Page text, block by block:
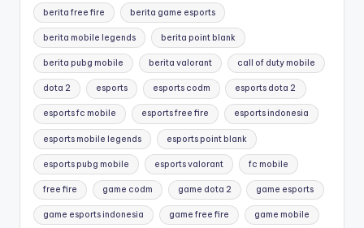
berita free fire berita game esports
berita mobile legends berita point blank
berita pubg mobile berita valorant call of duty mobile
dota 2 esports esports codm esports dota 2
esports fc mobile esports free fire esports indonesia
esports mobile legends esports point blank
esports pubg mobile esports valorant fc mobile
free fire game codm game dota 2 game esports
game esports indonesia game free fire game mobile